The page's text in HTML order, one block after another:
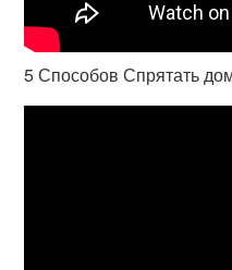
5 Способов Спрятать